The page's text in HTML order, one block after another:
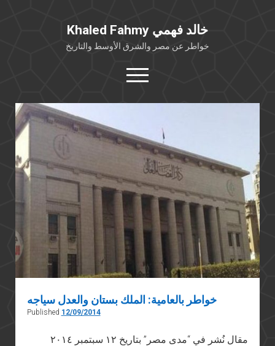
Khaled Fahmy خالد فهمي
خواطر عن مصر والشرق الأوسط والتاريخ
open
menu
twitterfacebook
خلفية شخصية
كتابات أكاديمية
مقالات صحافية
بوستات من فيسبوك
Languages
خواطر بالعامية: الملك بستان والعدل سياجه
Published 12/09/2014
مقال نُشر في “مدى مصر” بتاريخ ١٢ سبتمبر ٢٠١٤